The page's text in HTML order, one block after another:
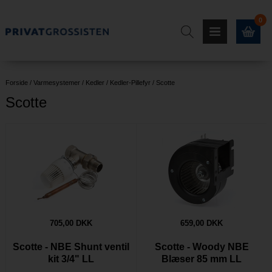
0
Forside / Varmesystemer / Kedler / Kedler-Pillefyr / Scotte
Scotte
705,00 DKK
Scotte - NBE Shunt ventil
kit 3/4" LL
659,00 DKK
Scotte - Woody NBE
Blæser 85 mm LL